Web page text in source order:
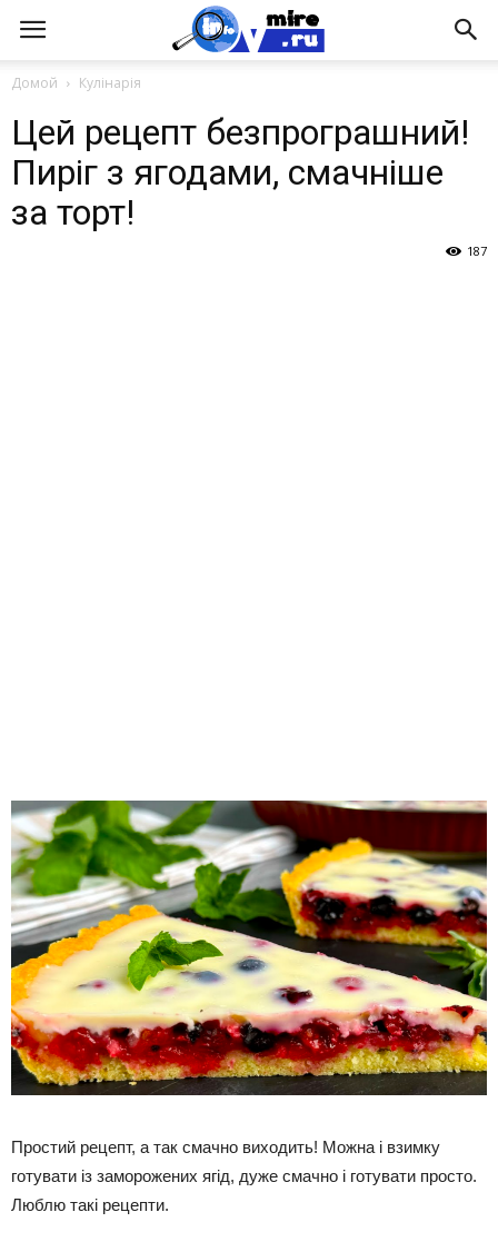
Домой Кулінарія
Цей рецепт безпрограшний!
Пиріг з ягодами, смачніше
за торт!
187
Простий рецепт, а так смачно виходить! Можна і взимку
готувати із заморожених ягід, дуже смачно і готувати просто.
Люблю такі рецепти.